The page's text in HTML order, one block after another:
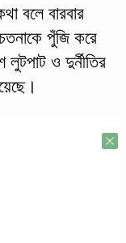
বলে বারবার
পুঁজি করে
লুটপাট ও দুর্নীতির